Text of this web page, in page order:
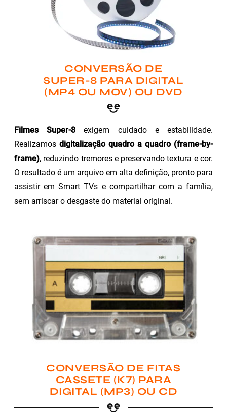
CONVERSÃO DE
SUPER-8 PARA DIGITAL
(MP4 OU MOV) OU DVD
Filmes Super-8 exigem cuidado e estabilidade.
Realizamos digitalização quadro a quadro (frame-by-
frame), reduzindo tremores e preservando textura e cor.
O resultado é um arquivo em alta definição, pronto para
assistir em Smart TVs e compartilhar com a família,
sem arriscar o desgaste do material original.
CONVERSÃO DE FITAS
CASSETE (K7) PARA
DIGITAL (MP3) OU CD